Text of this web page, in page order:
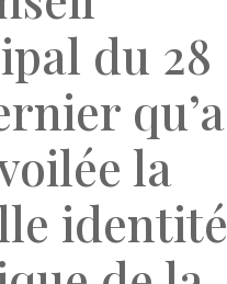
du 28
qu’a
la
identité